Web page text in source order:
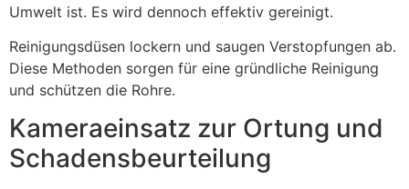
Umwelt ist. Es wird dennoch effektiv gereinigt.
Reinigungsdüsen lockern und saugen Verstopfungen ab.
Diese Methoden sorgen für eine gründliche Reinigung
und schützen die Rohre.
Kameraeinsatz zur Ortung und
Schadensbeurteilung